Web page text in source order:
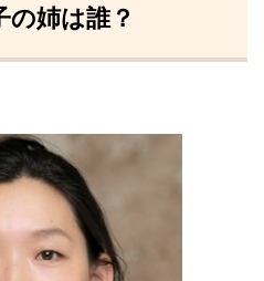
姉は誰？